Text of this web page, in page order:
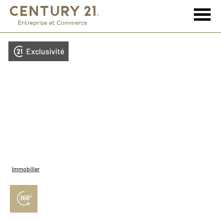
Exclusivité
Immobilier
360°